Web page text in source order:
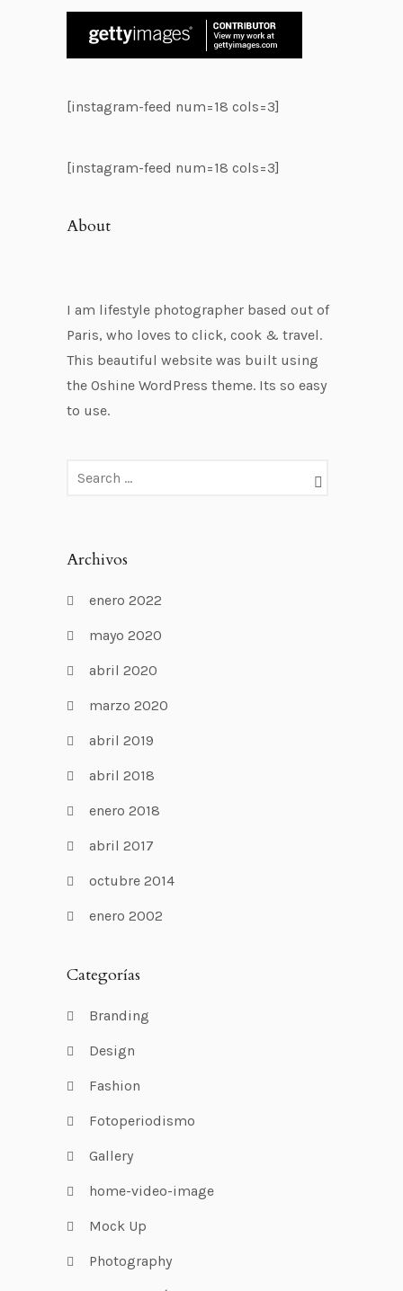
[instagram-feed num=18 cols=3]
[instagram-feed num=18 cols=3]
About
I am lifestyle photographer based out of
Paris, who loves to click, cook & travel.
This beautiful website was built using
the Oshine WordPress theme. Its so easy
to use.
Archivos
enero 2022
mayo 2020
abril 2020
marzo 2020
abril 2019
abril 2018
enero 2018
abril 2017
octubre 2014
enero 2002
Categorías
Branding
Design
Fashion
Fotoperiodismo
Gallery
home-video-image
Mock Up
Photography